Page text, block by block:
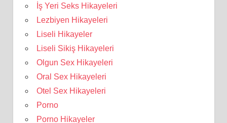
İş Yeri Seks Hikayeleri
Lezbiyen Hikayeleri
Liseli Hikayeler
Liseli Sikiş Hikayeleri
Olgun Sex Hikayeleri
Oral Sex Hikayeleri
Otel Sex Hikayeleri
Porno
Porno Hikayeler